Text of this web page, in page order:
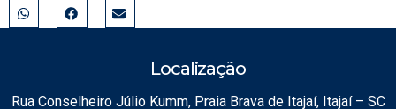
Localização
Rua Conselheiro Júlio Kumm, Praia Brava de Itajaí, Itajaí – SC